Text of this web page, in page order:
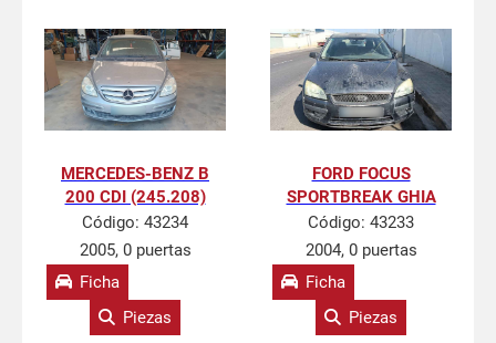
MERCEDES-BENZ B
200 CDI (245.208)
Código: 43234
2005, 0 puertas
Ficha
Piezas
FORD FOCUS
SPORTBREAK GHIA
Código: 43233
2004, 0 puertas
Ficha
Piezas